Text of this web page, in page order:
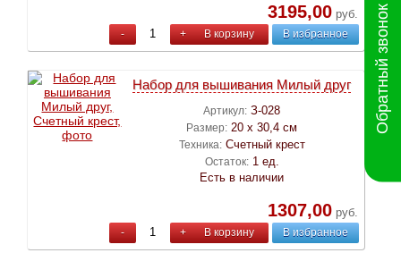
3195,00руб.
- + В корзину В избранное
Набор для вышивания Милый друг
Артикул: З-028
Размер: 20 х 30,4 см
Техника: Счетный крест
Остаток: 1 ед.
Есть в наличии
1307,00руб.
- + В корзину В избранное
Обратный звонок